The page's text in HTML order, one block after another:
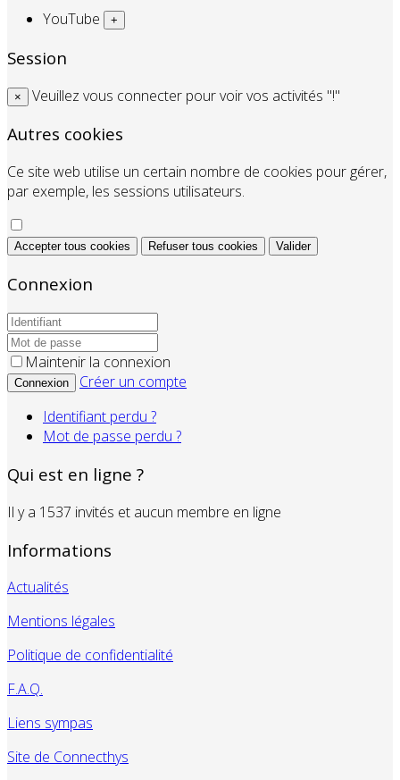
YouTube +
Session
× Veuillez vous connecter pour voir vos activités "!"
Autres cookies
Ce site web utilise un certain nombre de cookies pour gérer,
par exemple, les sessions utilisateurs.
Accepter tous cookies Refuser tous cookies Valider
Connexion
Maintenir la connexion
Connexion
Créer un compte
Identifiant perdu ?
Mot de passe perdu ?
Qui est en ligne ?
Il y a 1537 invités et aucun membre en ligne
Informations
Actualités
Mentions légales
Politique de confidentialité
F.A.Q.
Liens sympas
Site de Connecthys